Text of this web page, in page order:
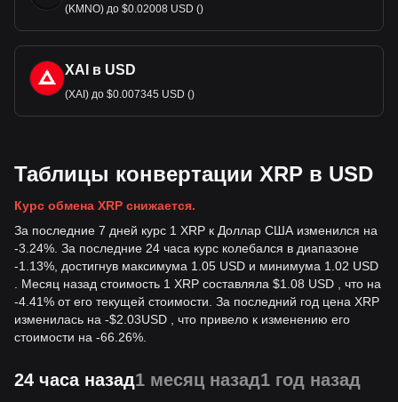
(KMNO) до $0.02008 USD ()
XAI в USD
(XAI) до $0.007345 USD ()
Таблицы конвертации XRP в USD
Курс обмена XRP снижается.
За последние 7 дней курс 1 XRP к Доллар США изменился на
-3.24%. За последние 24 часа курс колебался в диапазоне
-1.13%, достигнув максимума 1.05 USD и минимума 1.02 USD
. Месяц назад стоимость 1 XRP составляла $1.08 USD , что на
-4.41% от его текущей стоимости. За последний год цена XRP
изменилась на -$2.03USD , что привело к изменению его
стоимости на -66.26%.
24 часа назад1 месяц назад1 год назад